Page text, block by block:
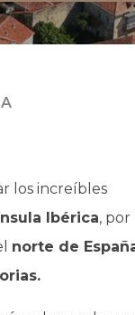
los increíbles
Ibérica, por
norte de